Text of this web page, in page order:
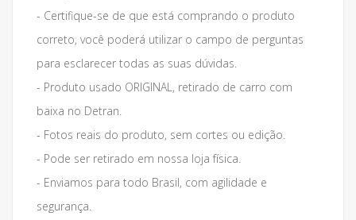
- Certifique-se de que está comprando o produto
correto, você poderá utilizar o campo de perguntas
para esclarecer todas as suas dúvidas.
- Produto usado ORIGINAL, retirado de carro com
baixa no Detran.
- Fotos reais do produto, sem cortes ou edição.
- Pode ser retirado em nossa loja física.
- Enviamos para todo Brasil, com agilidade e
segurança.